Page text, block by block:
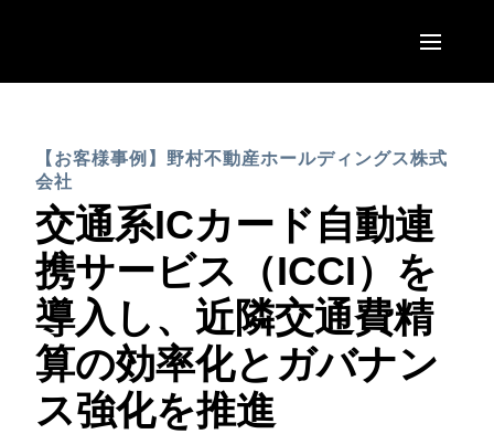
United States (English)
Canada (English)
Canada (Français)
México (Español)
Brasil (Português)
EUROPE
United Kingdom (English)
France (Français)
Deutschland (Deutsch)
Italia (Italiano)
Nederlands (English)
ASIA PACIFIC
Australia (English)
India (English)
日本（日本語)
Singapore (English)
【お客様事例】野村不動産ホールディングス株式
会社
交通系ICカード自動連
携サービス（ICCI）を
導入し、近隣交通費精
算の効率化とガバナン
ス強化を推進